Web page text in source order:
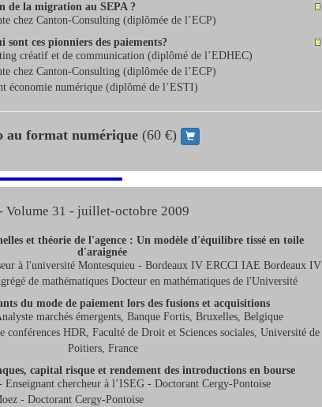
de la migration au SEPA ?
chez Canton-Consulting (diplômée de l’ECP)
sont ces pionniers des paiements?
créatif et de communication (diplômé de l’EDHEC)
chez Canton-Consulting (diplômée de l’ECP)
économie numérique (diplômé de l’ESTI)
au format numérique (60 €)
Volume 31 - juillet-octobre 2009
et théorie de l'agence : Un modèle d'équilibre tissé en toile
d'araignée
à l'université Montesquieu - Bordeaux IV ERCCI IAE Bordeaux IV
de mathématiques Docteur en mathématiques de l'Université
du mode de paiement lors des fusions et acquisitions
marchés émergents, Banque Fortis, Bruxelles, Belgique
HDR, Faculté de Droit et Sciences sociales, Université de
Poitiers, France
capital risque et rendement des introductions en bourse
Enseignant chercheur à l’ISEG - Doctorant Cergy-Pontoise
- Doctorant Cergy-Pontoise